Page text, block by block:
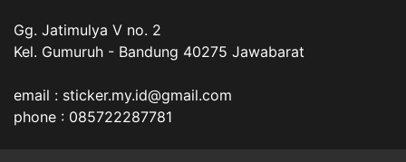
Gg. Jatimulya V no. 2
Kel. Gumuruh - Bandung 40275 Jawabarat
email : sticker.my.id@gmail.com
phone : 085722287781